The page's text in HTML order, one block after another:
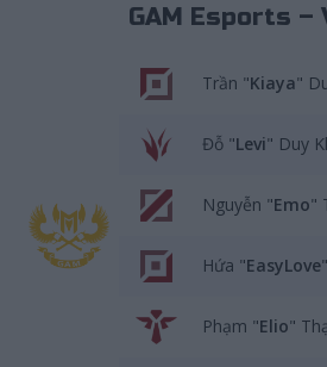
GAM Esports –
Trần "Kiaya"
Đỗ "Levi" Duy
Nguyễn "Emo"
Hứa "EasyLove
Phạm "Elio"